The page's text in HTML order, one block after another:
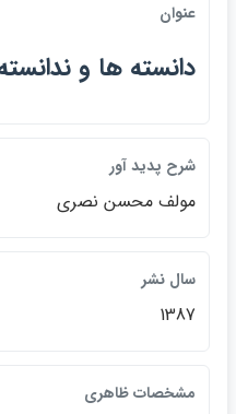
عنوان
دانسته ها و
شرح پديد آور
مولف محسن نصري
سال نشر
1387
مشخصات ظاهري